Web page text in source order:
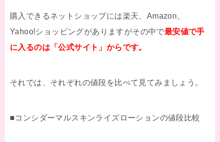
購入できるネットショップには楽天、Amazon、
Yahoo!ショッピングがありますがその中で最安値で手
に入るのは「公式サイト」からです。
それでは、それぞれの値段を比べて見てみましょう。
■コンシダーマルスキンライズローションの値段比較